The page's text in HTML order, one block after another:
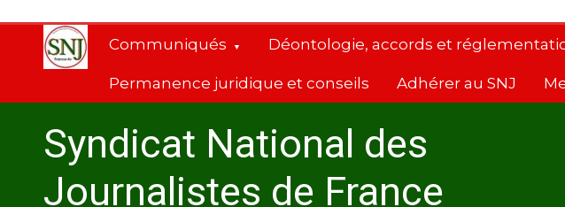
contenu
Communiqués Déontologie, accords et
Permanence juridique et conseils Adhérer au SNJ
Syndicat National des
Journalistes de France